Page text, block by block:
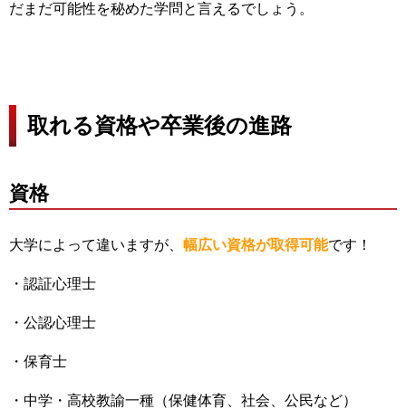
だまだ可能性を秘めた学問と言えるでしょう。
取れる資格や卒業後の進路
資格
大学によって違いますが、 幅広い資格が取得可能です！
・認証心理士
・公認心理士
・保育士
・中学・高校教諭一種（保健体育、社会、公民など）